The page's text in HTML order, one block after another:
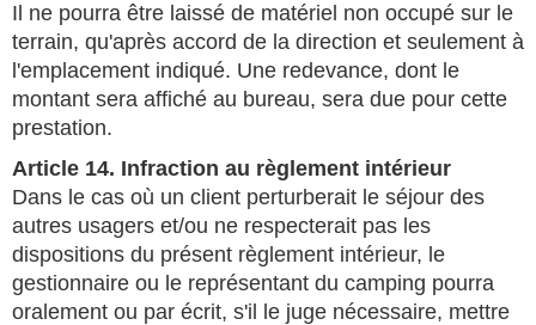
Il ne pourra être laissé de matériel non occupé sur le
terrain, qu'après accord de la direction et seulement à
l'emplacement indiqué. Une redevance, dont le
montant sera affiché au bureau, sera due pour cette
prestation.
Article 14. Infraction au règlement intérieur
Dans le cas où un client perturberait le séjour des
autres usagers et/ou ne respecterait pas les
dispositions du présent règlement intérieur, le
gestionnaire ou le représentant du camping pourra
oralement ou par écrit, s'il le juge nécessaire, mettre